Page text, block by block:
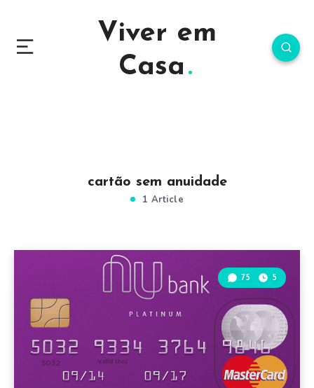
Viver em
Casa
cartão sem anuidade
1 Article
75 5